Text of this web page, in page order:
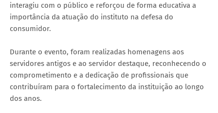
interagiu com o público e reforçou de forma educativa a
importância da atuação do instituto na defesa do
consumidor.
Durante o evento, foram realizadas homenagens aos
servidores antigos e ao servidor destaque, reconhecendo o
comprometimento e a dedicação de profissionais que
contribuíram para o fortalecimento da instituição ao longo
dos anos.